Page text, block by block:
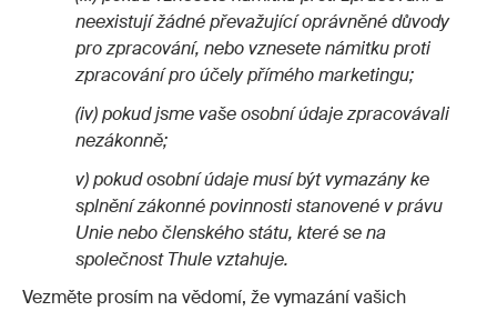
neexistují žádné převažující oprávněné důvody
pro zpracování, nebo vznesete námitku proti
zpracování pro účely přímého marketingu;
(iv) pokud jsme vaše osobní údaje zpracovávali
nezákonně;
v) pokud osobní údaje musí být vymazány ke
splnění zákonné povinnosti stanovené v právu
Unie nebo členského státu, které se na
společnost Thule vztahuje.
Vezměte prosím na vědomí, že vymazání vašich